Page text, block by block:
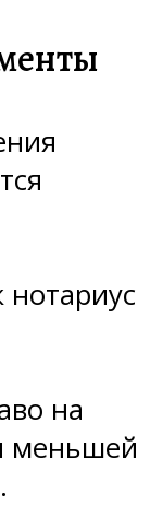
на
меньшей